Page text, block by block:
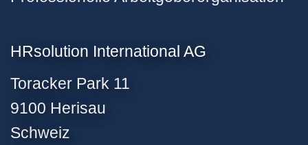
HRsolution International AG
Toracker Park 11
9100 Herisau
Schweiz